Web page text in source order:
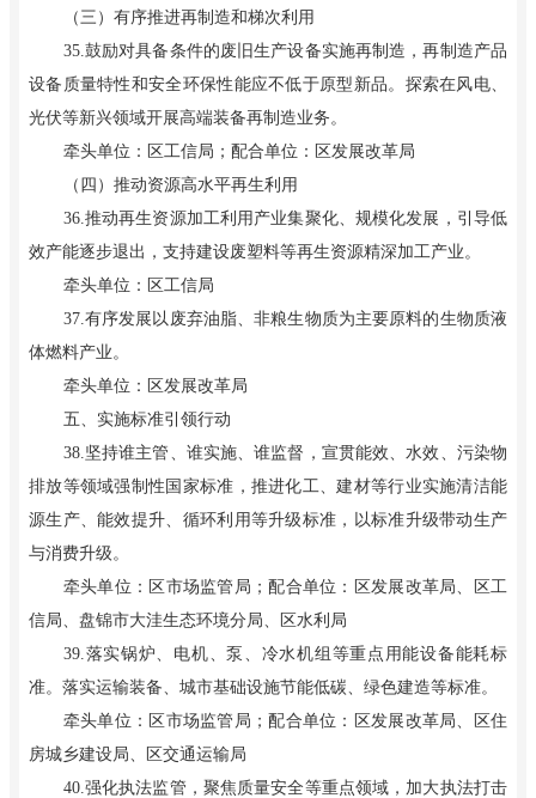
（三）有序推进再制造和梯次利用
35.鼓励对具备条件的废旧生产设备实施再制造，再制造产品
设备质量特性和安全环保性能应不低于原型新品。探索在风电、
光伏等新兴领域开展高端装备再制造业务。
牵头单位：区工信局；配合单位：区发展改革局
（四）推动资源高水平再生利用
36.推动再生资源加工利用产业集聚化、规模化发展，引导低
效产能逐步退出，支持建设废塑料等再生资源精深加工产业。
牵头单位：区工信局
37.有序发展以废弃油脂、非粮生物质为主要原料的生物质液
体燃料产业。
牵头单位：区发展改革局
五、实施标准引领行动
38.坚持谁主管、谁实施、谁监督，宣贯能效、水效、污染物
排放等领域强制性国家标准，推进化工、建材等行业实施清洁能
源生产、能效提升、循环利用等升级标准，以标准升级带动生产
与消费升级。
牵头单位：区市场监管局；配合单位：区发展改革局、区工
信局、盘锦市大洼生态环境分局、区水利局
39.落实锅炉、电机、泵、冷水机组等重点用能设备能耗标
准。落实运输装备、城市基础设施节能低碳、绿色建造等标准。
牵头单位：区市场监管局；配合单位：区发展改革局、区住
房城乡建设局、区交通运输局
40.强化执法监管，聚焦质量安全等重点领域，加大执法打击